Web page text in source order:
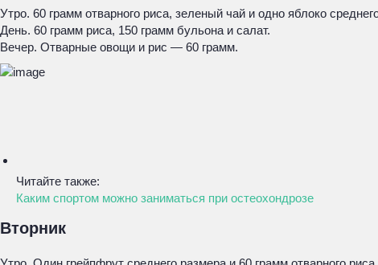
Утро. 60 грамм отварного риса, зеленый чай и одно яблоко
День. 60 грамм риса, 150 грамм бульона и салат.
Вечер. Отварные овощи и рис — 60 грамм.
Читайте также:
Каким спортом можно заниматься при остеохондрозе
Вторник